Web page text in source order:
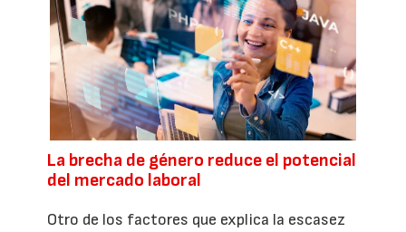
La brecha de género reduce el potencial
del mercado laboral
Otro de los factores que explica la escasez